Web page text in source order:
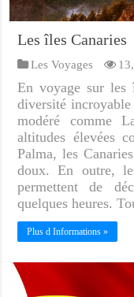
Les îles Canaries
Les Voyages
En voyage sur les
diversité
modéré comme
altitudes élevées
Palma, les
doux. En outre,
permettent de
quelques heures.
Plus d Informations »